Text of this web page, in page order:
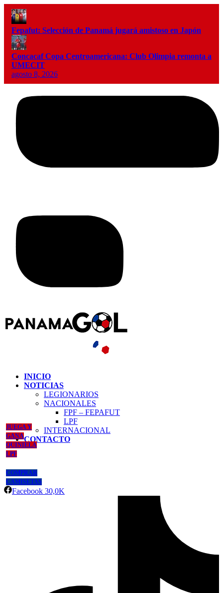
Fepafut: Selección de Panamá jugará amistoso en Japón
Concacaf Copa Centroamericana: Club Olimpia remonta a
UMECIT
agosto 8, 2026
INICIO
NOTICIAS
LEGIONARIOS
NACIONALES
FPF – FEPAFUT
LPF
INTERNACIONAL
CONTACTO
JUEGA Y
GANA
QUINIELA
LPF
COMPRAR
CAMISETAS
Facebook 30,0K